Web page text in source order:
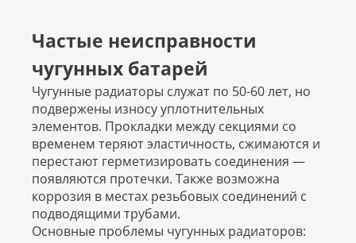
Частые неисправности
чугунных батарей
Чугунные радиаторы служат по 50-60 лет, но
подвержены износу уплотнительных
элементов. Прокладки между секциями со
временем теряют эластичность, сжимаются и
перестают герметизировать соединения —
появляются протечки. Также возможна
коррозия в местах резьбовых соединений с
подводящими трубами.
Основные проблемы чугунных радиаторов: